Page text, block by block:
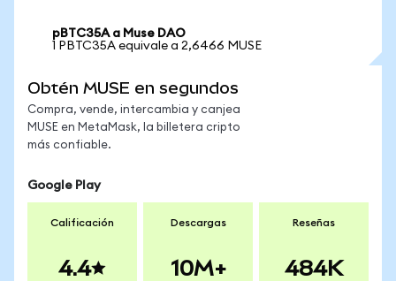
pBTC35A a Muse DAO
1 PBTC35A equivale a 2,6466 MUSE
Obtén MUSE en segundos
Compra, vende, intercambia y canjea
MUSE en MetaMask, la billetera cripto
más confiable.
Google Play
Calificación
4.4
Descargas
10M+
Reseñas
484K